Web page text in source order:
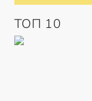
ТОП 10